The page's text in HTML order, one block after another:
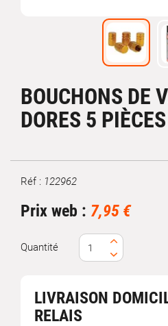
BOUCHONS DE
DORES 5 PIÈCES
Marque
Réf : 122962
Prix web : 7,95 €
Quantité
LIVRAISON
RELAIS